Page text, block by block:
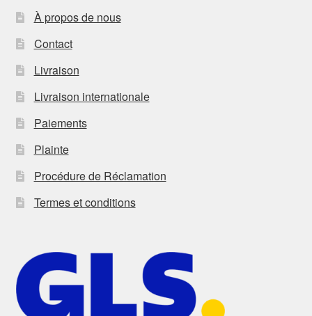
À propos de nous
Contact
Livraison
Livraison internationale
Paiements
Plainte
Procédure de Réclamation
Termes et conditions